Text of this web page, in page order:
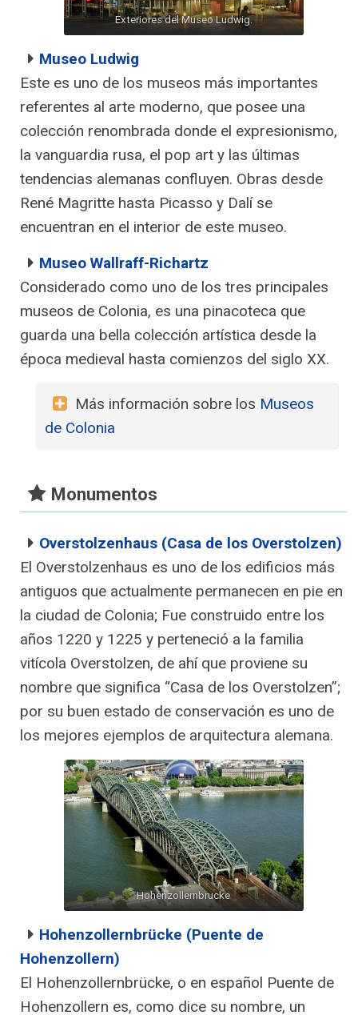
Exteriores del Museo Ludwig.
Museo Ludwig
Este es uno de los museos más importantes
referentes al arte moderno, que posee una
colección renombrada donde el expresionismo,
la vanguardia rusa, el pop art y las últimas
tendencias alemanas confluyen. Obras desde
René Magritte hasta Picasso y Dalí se
encuentran en el interior de este museo.
Museo Wallraff-Richartz
Considerado como uno de los tres principales
museos de Colonia, es una pinacoteca que
guarda una bella colección artística desde la
época medieval hasta comienzos del siglo XX.
Más información sobre los Museos
de Colonia
Monumentos
Overstolzenhaus (Casa de los Overstolzen)
El Overstolzenhaus es uno de los edificios más
antiguos que actualmente permanecen en pie en
la ciudad de Colonia; Fue construido entre los
años 1220 y 1225 y perteneció a la familia
vitícola Overstolzen, de ahí que proviene su
nombre que significa “Casa de los Overstolzen”;
por su buen estado de conservación es uno de
los mejores ejemplos de arquitectura alemana.
Hohenzollernbrucke
Hohenzollernbrücke (Puente de
Hohenzollern)
El Hohenzollernbrücke, o en español Puente de
Hohenzollern es, como dice su nombre, un